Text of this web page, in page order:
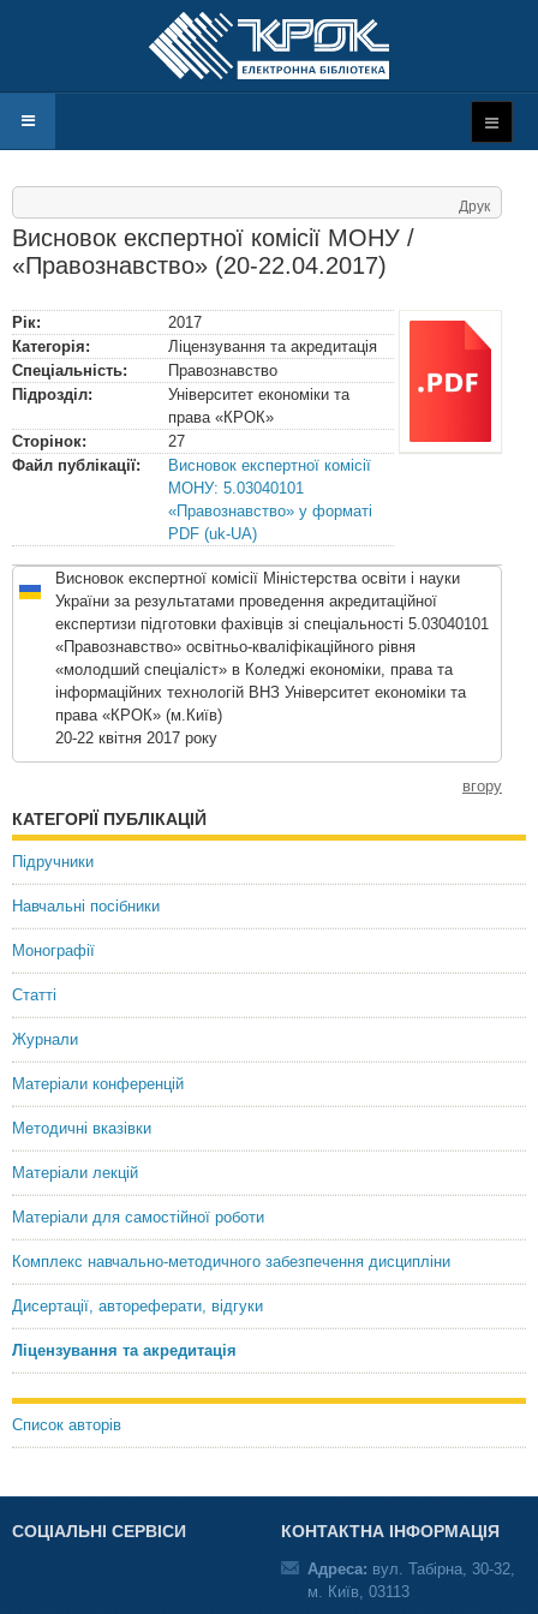
Друк
Висновок експертної комісії МОНУ /
«Правознавство» (20-22.04.2017)
Рік:
2017
Категорія:
Ліцензування та акредитація
Спеціальність:
Правознавство
Підрозділ:
Університет економіки та
права «КРОК»
Сторінок:
27
Файл публікації:
Висновок експертної комісії
МОНУ: 5.03040101
«Правознавство» у форматі
PDF (uk-UA)
Висновок експертної комісії Міністерства освіти і науки
України за результатами проведення акредитаційної
експертизи підготовки фахівців зі спеціальності 5.03040101
«Правознавство» освітньо-кваліфікаційного рівня
«молодший спеціаліст» в Коледжі економіки, права та
інформаційних технологій ВНЗ Університет економіки та
права «КРОК» (м.Київ)
20-22 квітня 2017 року
вгору
КАТЕГОРІЇ ПУБЛІКАЦІЙ
Підручники
Навчальні посібники
Монографії
Статті
Журнали
Матеріали конференцій
Методичні вказівки
Матеріали лекцій
Матеріали для самостійної роботи
Комплекс навчально-методичного забезпечення дисципліни
Дисертації, автореферати, відгуки
Ліцензування та акредитація
Список авторів
СОЦІАЛЬНІ СЕРВІСИ КОНТАКТНА ІНФОРМАЦІЯ
Адреса: вул. Табірна, 30-32,
м. Київ, 03113